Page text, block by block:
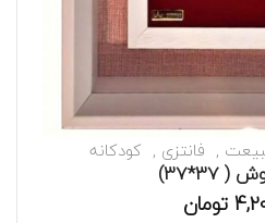
فانتزی کودکانه
37*37)
تومان